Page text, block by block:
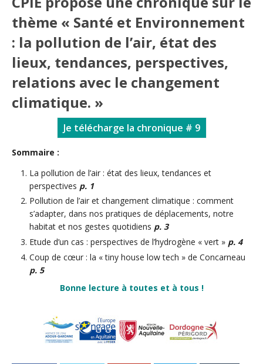
thème « Santé et Environnement
: la pollution de l’air, état des
lieux, tendances, perspectives,
relations avec le changement
climatique. »
Je télécharge la chronique # 9
Sommaire :
La pollution de l’air : état des lieux, tendances et
perspectives p. 1
Pollution de l’air et changement climatique : comment
s’adapter, dans nos pratiques de déplacements, notre
habitat et nos gestes quotidiens p. 3
Etude d’un cas : perspectives de l’hydrogène « vert » p. 4
Coup de cœur : la « tiny house low tech » de Concarneau
p. 5
Bonne lecture à toutes et à tous !